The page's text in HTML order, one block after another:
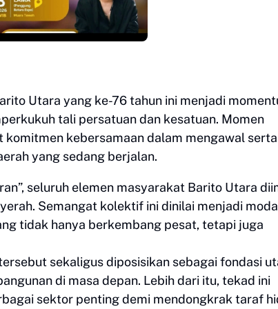
Utara yang ke-76 tahun ini menjadi
tali persatuan dan kesatuan. Momen
kebersamaan dalam mengawal serta
yang sedang berjalan.
seluruh elemen masyarakat Barito Utara
Semangat kolektif ini dinilai menjadi
tidak hanya berkembang pesat, tetapi juga
sekaligus diposisikan sebagai fondasi
di masa depan. Lebih dari itu, tekad ini
sektor penting demi mendongkrak taraf